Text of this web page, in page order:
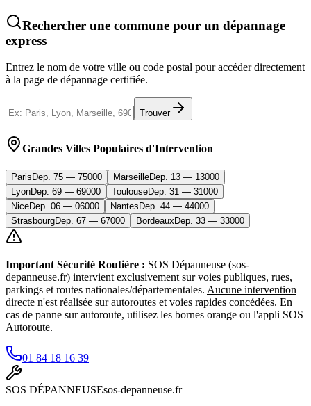
Rechercher une commune pour un dépannage
express
Entrez le nom de votre ville ou code postal pour accéder directement
à la page de dépannage certifiée.
Trouver
Grandes Villes Populaires d'Intervention
Paris Dep. 75 — 75000 MarseilleDep. 13 — 13000
LyonDep. 69 — 69000 ToulouseDep. 31 — 31000
NiceDep. 06 — 06000 Nantes Dep. 44 — 44000
StrasbourgDep. 67 — 67000 Bordeaux Dep. 33 — 33000
Important Sécurité Routière : SOS Dépanneuse (sos-
depanneuse.fr) intervient exclusivement sur voies publiques, rues,
parkings et routes nationales/départementales. Aucune intervention
directe n'est réalisée sur autoroutes et voies rapides concédées. En
cas de panne sur autoroute, utilisez les bornes orange ou l'appli SOS
Autoroute.
01 84 18 16 39
SOS DÉPANNEUSEsos-depanneuse.fr